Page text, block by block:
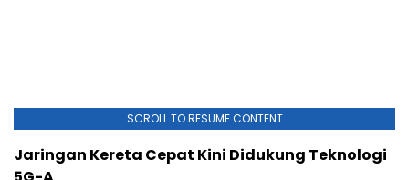
SCROLL TO RESUME CONTENT
Jaringan Kereta Cepat Kini Didukung Teknologi